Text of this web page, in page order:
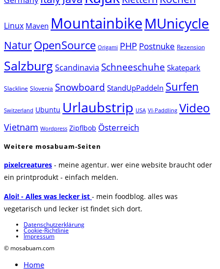
Linux Maven MountainbikeMUnicycle
NaturOpenSource Origami PHP Postnuke Rezension
SalzburgScandinavia Schneeschuhe Skatepark
Slackline Slovenia Snowboard StandUpPaddeln Surfen
Switzerland Ubuntu Urlaubstrip USA VI-Paddling Video
Vietnam Wordpress Zipflbob Österreich
Weitere mosabuam-Seiten
pixelcreatures - meine agentur. wer eine website braucht oder
ein printprodukt - einfach melden.
Aloi! - Alles was lecker ist - mein foodblog. alles was
vegetarisch und lecker ist findet sich dort.
Datenschutzerklärung
Cookie-Richtlinie
Impressum
© mosabuam.com
Home